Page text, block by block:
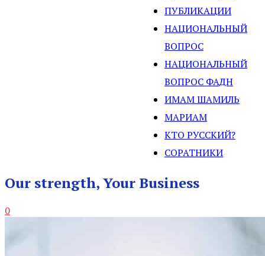
ПУБЛИКАЦИИ
НАЦИОНАЛЬНЫЙ
ВОПРОС
НАЦИОНАЛЬНЫЙ
ВОПРОС ФАДН
ИМАМ ШАМИЛЬ
МАРИАМ
КТО РУССКИЙ?
СОРАТНИКИ
Our strength, Your Business
0